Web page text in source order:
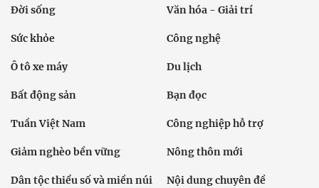
Đời sống Văn hóa - Giải trí
Sức khỏe Công nghệ
Ô tô xe máy Du lịch
Bất động sản Bạn đọc
Tuần Việt Nam Công nghiệp hỗ trợ
Giảm nghèo bền vững Nông thôn mới
Dân tộc thiểu số và miền núi Nội dung chuyên đề